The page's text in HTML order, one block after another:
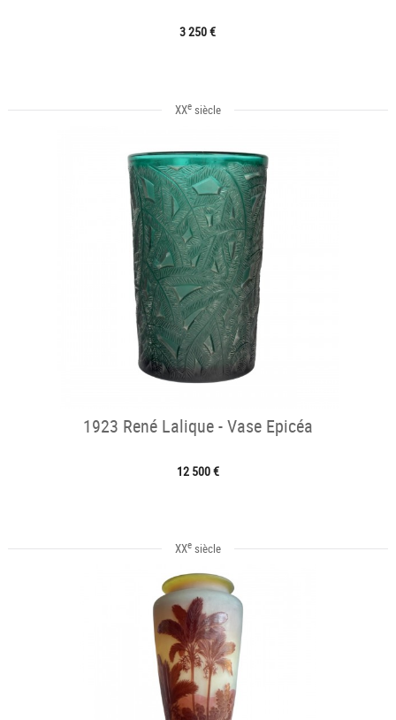
3 250 €
XXesiècle
1923 René Lalique - Vase Epicéa
12 500 €
XXesiècle